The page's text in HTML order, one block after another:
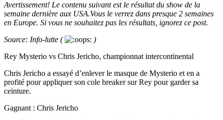
Avertissement! Le contenu suivant est le résultat du show de la
semaine dernière aux USA.Vous le verrez dans presque 2 semaines
en Europe. Si vous ne souhaitez pas les résultats, ignorez ce post.
Source: Info-lutte (
)
Rey Mysterio vs Chris Jericho, championnat intercontinental
Chris Jericho a essayé d’enlever le masque de Mysterio et en a
profité pour appliquer son cole breaker sur Rey pour garder sa
ceinture.
Gagnant : Chris Jericho